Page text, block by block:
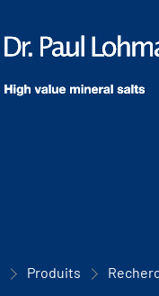
Produits